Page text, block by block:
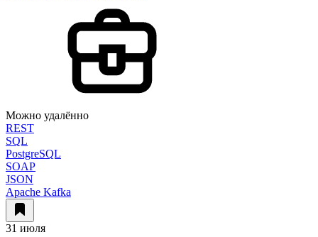
Можно удалённо
REST
SQL
PostgreSQL
SOAP
JSON
Apache Kafka
31 июля